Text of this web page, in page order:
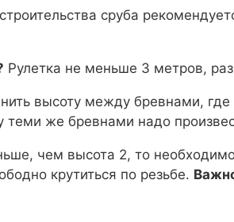
сруба
Рулетка не меньше 3 метров,
высоту между бревнами, где
же бревнами надо
чем высота 2, то
крутиться по резьбе.